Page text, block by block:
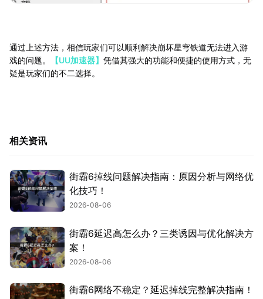
通过上述方法，相信玩家们可以顺利解决崩坏星穹铁道无法进入游
戏的问题。
【UU加速器】 凭借其强大的功能和便捷的使用方式，无
疑是玩家们的不二选择。
相关资讯
街霸6掉线问题解决指南：原因分析与网络优
化技巧！
2026-08-06
街霸6延迟高怎么办？三类诱因与优化解决方
案！
2026-08-06
街霸6网络不稳定？延迟掉线完整解决指南！